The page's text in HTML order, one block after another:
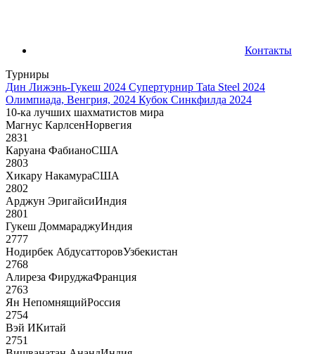
Контакты
Турниры
Дин Лижэнь-Гукеш 2024 Супертурнир Tata Steel 2024
Олимпиада, Венгрия, 2024 Кубок Синкфилда 2024
10-ка лучших шахматистов мира
Магнус КарлсенНорвегия
2831
Каруана ФабианоСША
2803
Хикару НакамураСША
2802
Арджун ЭригайсиИндия
2801
Гукеш ДоммараджуИндия
2777
Нодирбек АбдусатторовУзбекистан
2768
Алиреза ФируджаФранция
2763
Ян НепомнящийРоссия
2754
Вэй ИКитай
2751